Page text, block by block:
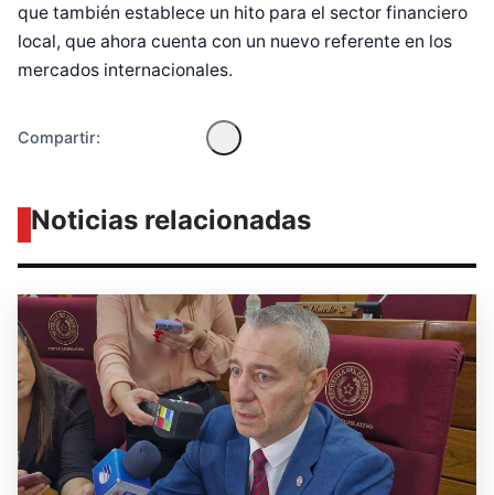
que también establece un hito para el sector financiero
local, que ahora cuenta con un nuevo referente en los
mercados internacionales.
Compartir:
Noticias relacionadas